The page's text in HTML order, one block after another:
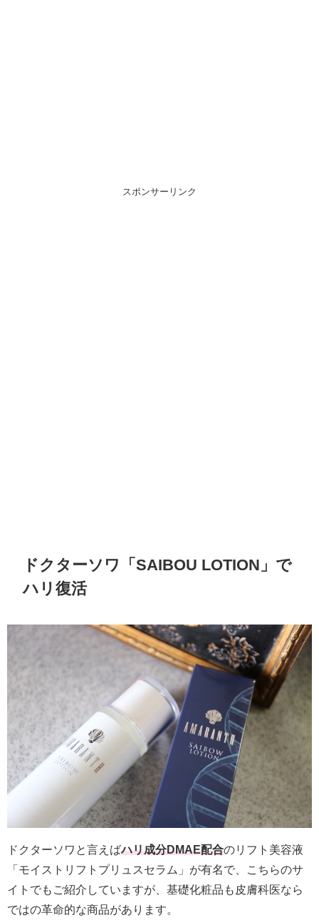
スポンサーリンク
ドクターソワ「SAIBOU LOTION」で
ハリ復活
ドクターソワと言えばハリ成分DMAE配合のリフト美容液
「モイストリフトプリュスセラム」が有名で、こちらのサ
イトでもご紹介していますが、基礎化粧品も皮膚科医なら
ではの革命的な商品があります。